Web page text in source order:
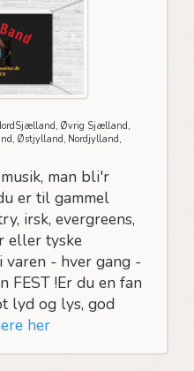
Øvrig Sjælland,
Østjylland, Nordjylland,
man bli'r
er til gammel
irsk, evergreens,
eller tyske
varen - hver gang -
FEST !Er du en fan
lyd og lys, god
her